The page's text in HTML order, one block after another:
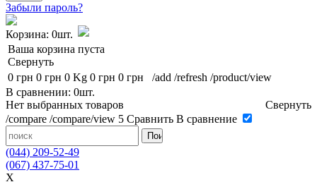
Забыли пароль?
Корзина: 0шт.
Ваша корзина пуста
Свернуть
0 грн 0 грн 0 Kg 0 грн 0 грн /add /refresh /product/view
В сравнении: 0шт.
Нет выбранных товаров
Свернуть
/compare /compare/view 5 Сравнить В сравнение
(044) 209-52-49
(067) 437-75-01
X